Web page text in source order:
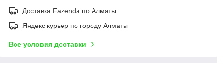
Доставка Fazenda по Алматы
Яндекс курьер по городу Алматы
Все условия доставки